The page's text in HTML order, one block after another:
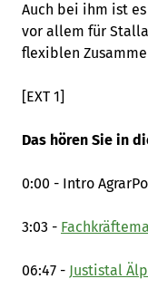
Auch bei ihm ist
vor allem für
flexiblen
[EXT 1]
Das hören Sie in
0:00 - Intro
3:03 -
06:47 - Justistal